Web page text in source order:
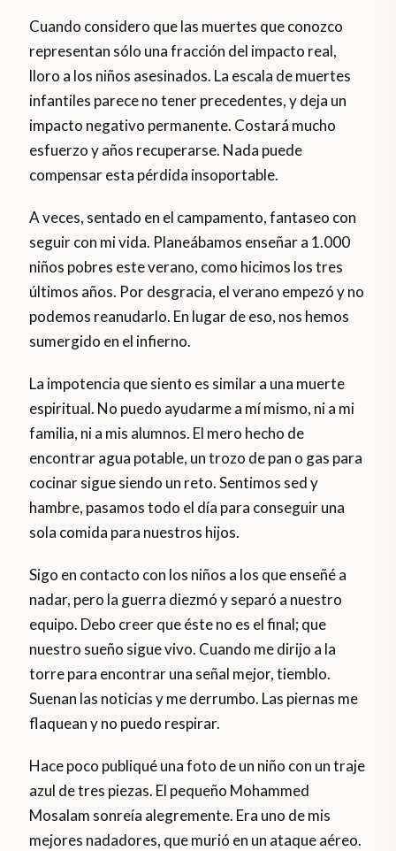
Cuando considero que las muertes que conozco
representan sólo una fracción del impacto real,
lloro a los niños asesinados. La escala de muertes
infantiles parece no tener precedentes, y deja un
impacto negativo permanente. Costará mucho
esfuerzo y años recuperarse. Nada puede
compensar esta pérdida insoportable.
A veces, sentado en el campamento, fantaseo con
seguir con mi vida. Planeábamos enseñar a 1.000
niños pobres este verano, como hicimos los tres
últimos años. Por desgracia, el verano empezó y no
podemos reanudarlo. En lugar de eso, nos hemos
sumergido en el infierno.
La impotencia que siento es similar a una muerte
espiritual. No puedo ayudarme a mí mismo, ni a mi
familia, ni a mis alumnos. El mero hecho de
encontrar agua potable, un trozo de pan o gas para
cocinar sigue siendo un reto. Sentimos sed y
hambre, pasamos todo el día para conseguir una
sola comida para nuestros hijos.
Sigo en contacto con los niños a los que enseñé a
nadar, pero la guerra diezmó y separó a nuestro
equipo. Debo creer que éste no es el final; que
nuestro sueño sigue vivo. Cuando me dirijo a la
torre para encontrar una señal mejor, tiemblo.
Suenan las noticias y me derrumbo. Las piernas me
flaquean y no puedo respirar.
Hace poco publiqué una foto de un niño con un traje
azul de tres piezas. El pequeño Mohammed
Mosalam sonreía alegremente. Era uno de mis
mejores nadadores, que murió en un ataque aéreo.